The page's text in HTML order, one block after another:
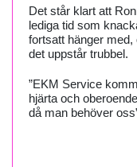
Det står klart att
lediga tid som
fortsatt hänger med,
det uppstår trubbel.
”EKM Service
hjärta och
då man behöver